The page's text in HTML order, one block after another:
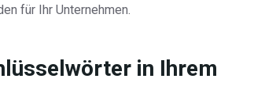
für Ihr Unternehmen.
in Ihrem